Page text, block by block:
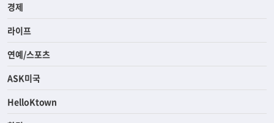
경제
라이프
연예/스포츠
ASK미국
HelloKtown